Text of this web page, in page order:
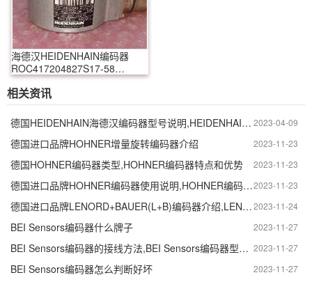
海德汉HEIDENHAIN编码器
ROC417204827S17-58
631699-06
相关资讯
2023-04-09
德国HEIDENHAIN海德汉编码器型号说明,HEIDENHAIN海德汉编码器如何使用
2023-11-23
德国进口品牌HOHNER增量旋转编码器介绍
2023-11-23
德国HOHNER编码器类型,HOHNER编码器特点和优势
2023-11-23
德国进口品牌HOHNER编码器使用说明,HOHNER编码器使用注意事项
2023-11-24
德国进口品牌LENORD+BAUER(L+B)编码器介绍,LENORD+BAUER(L+B)编码器特点和优势
2023-11-27
BEI Sensors编码器什么牌子
2023-11-27
BEI Sensors编码器的接线方法,BEI Sensors编码器型号说明
2023-11-27
BEI Sensors编码器怎么判断好坏